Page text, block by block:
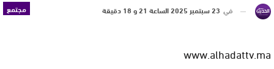
مجتمع في 23 سبتمبر 2025 الساعة 21 و 18 دقيقة
www.alhadattv.ma